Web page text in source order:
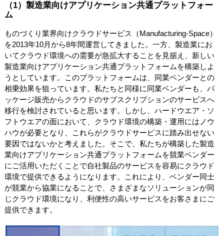
（1）製造業向けアプリケーション共通プラットフォー
ム
ものづくり業界向けクラウドサービス（Manufacturing-Space）
を2013年10月から8年間運営してきました。一方、製造業にお
いてクラウド環境への需要が急拡大することを見据え、新しい
製造業向けアプリケーション共通プラットフォームを構築しよ
うとしています。このプラットフォームは、同業ベンダーとの
相乗効果を狙っています。私たちと同様に同業ベンダーも、パ
ッケージ販売からクラウドのサブスクリプションのサービスへ
移行を検討されていると思います。しかし、ハードウエア・ソ
フトウエアの面において、クラウド環境の構築・運用にはノウ
ハウが必要となり、これらがクラウドサービスに踏み出せない
要因ではないかと考えました。そこで、私たちが構築した製造
業向けアプリケーション共通プラットフォームを競業ベンダー
にご活用いただくことで自社製品のサービスを容易にクラウド
環境で提供できるようになります。これにより、ベンダー同士
が競業から協業になることで、さまざまなソリューションが同
じクラウド環境になり、利便性の高いサービスをお客さまにご
提供できます。